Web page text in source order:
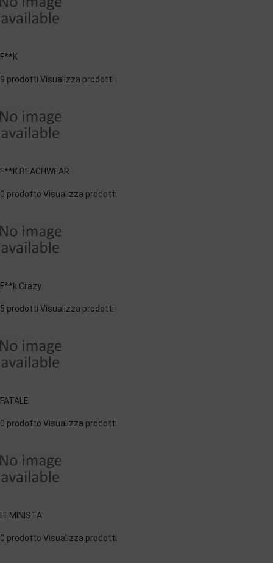
F**K
9 prodotti Visualizza prodotti
F**K BEACHWEAR
0 prodotto Visualizza prodotti
F**k Crazy
5 prodotti Visualizza prodotti
FATALE
0 prodotto Visualizza prodotti
FEMINISTA
0 prodotto Visualizza prodotti